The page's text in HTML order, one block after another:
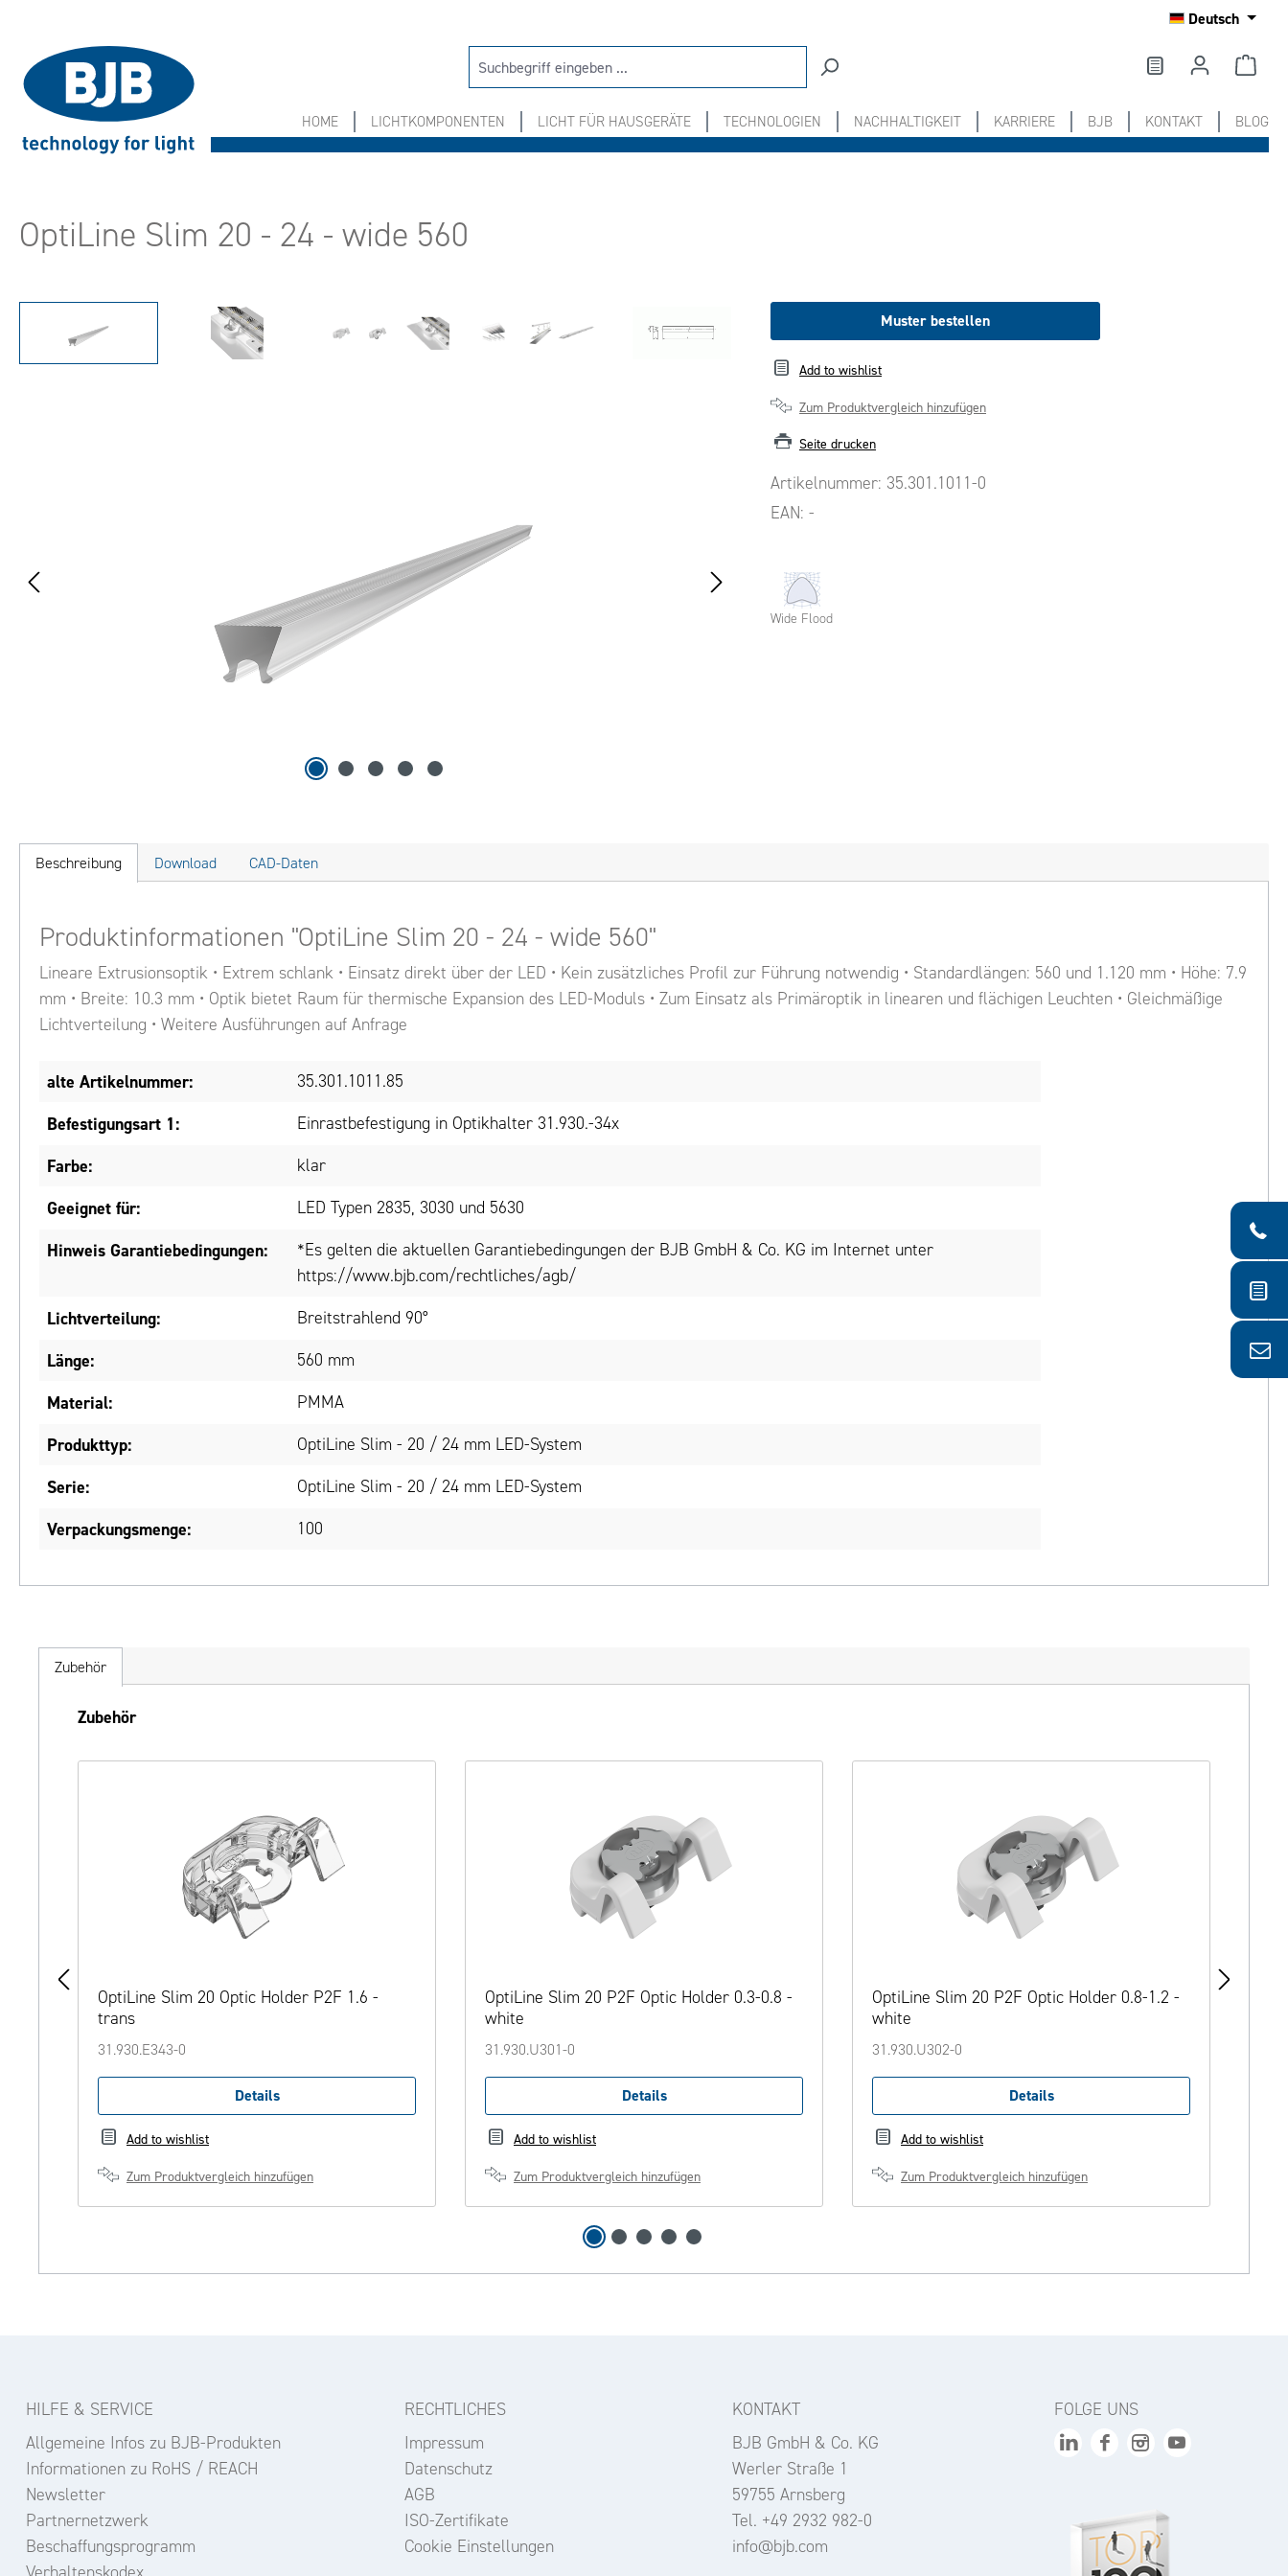
Deutsch
HOME LICHTKOMPONENTEN LICHT FÜR HAUSGERÄTE TECHNOLOGIEN NACHHALTIGKEIT KARRIERE BJB KONTAKT BLOG
OptiLine Slim 20 - 24 - wide 560
Muster bestellen
Add to wishlist
Zum Produktvergleich hinzufügen
Seite drucken
Artikelnummer: 35.301.1011-0
EAN: -
Wide Flood
Beschreibung Download CAD-Daten
Produktinformationen "OptiLine Slim 20 - 24 - wide 560"
Lineare Extrusionsoptik • Extrem schlank • Einsatz direkt über der LED • Kein zusätzliches Profil zur Führung notwendig • Standardlängen: 560 und 1.120 mm • Höhe: 7.9
mm • Breite: 10.3 mm • Optik bietet Raum für thermische Expansion des LED-Moduls • Zum Einsatz als Primäroptik in linearen und flächigen Leuchten • Gleichmäßige
Lichtverteilung • Weitere Ausführungen auf Anfrage
alte Artikelnummer: 35.301.1011.85
Befestigungsart 1: Einrastbefestigung in Optikhalter 31.930.-34x
Farbe: klar
Geeignet für: LED Typen 2835, 3030 und 5630
Hinweis Garantiebedingungen:
*Es gelten die aktuellen Garantiebedingungen der BJB GmbH & Co. KG im Internet unter
https://www.bjb.com/rechtliches/agb/
Lichtverteilung: Breitstrahlend 90°
Länge: 560 mm
Material: PMMA
Produkttyp: OptiLine Slim - 20 / 24 mm LED-System
Serie: OptiLine Slim - 20 / 24 mm LED-System
Verpackungsmenge: 100
Zubehör
Produktgalerie überspringen
Zubehör
OptiLine Slim 20 Optic Holder P2F 1.6 -
trans
31.930.E343-0
Details
Add to wishlist
Zum Produktvergleich hinzufügen
OptiLine Slim 20 P2F Optic Holder 0.3-0.8 -
white
31.930.U301-0
Details
Add to wishlist
Zum Produktvergleich hinzufügen
OptiLine Slim 20 P2F Optic Holder 0.8-1.2 -
white
31.930.U302-0
Details
Add to wishlist
Zum Produktvergleich hinzufügen
HILFE & SERVICE
Allgemeine Infos zu BJB-Produkten
Informationen zu RoHS / REACH
Newsletter
Partnernetzwerk
Beschaffungsprogramm
RECHTLICHES
Impressum
Datenschutz
AGB
ISO-Zertifikate
Cookie Einstellungen
KONTAKT
BJB GmbH & Co. KG
Werler Straße 1
59755 Arnsberg
Tel. +49 2932 982-0
info@bjb.com
FOLGE UNS